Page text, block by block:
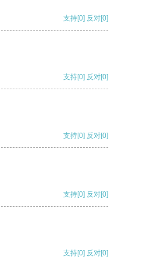
支持[0] 反对[0]
支持[0] 反对[0]
支持[0] 反对[0]
支持[0] 反对[0]
支持[0] 反对[0]